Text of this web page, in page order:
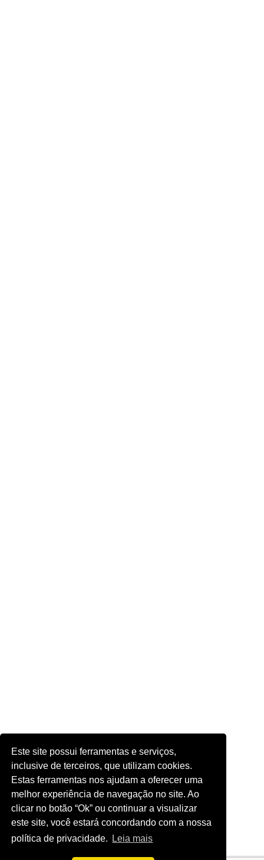
Este site possui ferramentas e serviços,
inclusive de terceiros, que utilizam cookies.
Estas ferramentas nos ajudam a oferecer uma
melhor experiência de navegação no site. Ao
clicar no botão “Ok” ou continuar a visualizar
este site, você estará concordando com a nossa
política de privacidade.
Leia mais